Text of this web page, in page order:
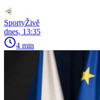
SportyŽivě
dnes, 13:35
4 min